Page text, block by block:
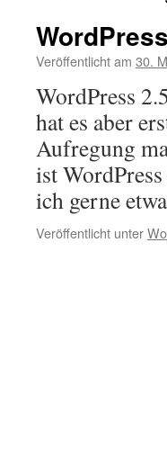
Veröffentlicht am 30.
WordPress
hat es aber
Aufregung
ist
ich gerne
Veröffentlicht unter